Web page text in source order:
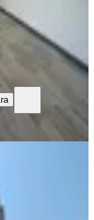
Daire